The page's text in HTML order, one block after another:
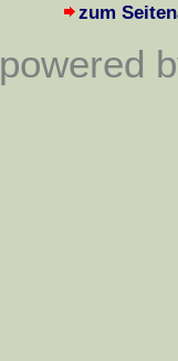
zum
powered